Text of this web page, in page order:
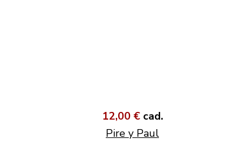
12,00 € cad.
Pire y Paul